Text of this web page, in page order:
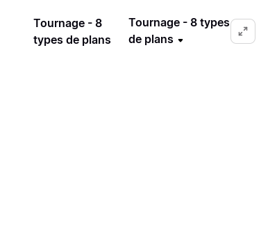
Tournage - 8
types de plans
Tournage - 8 types
de plans